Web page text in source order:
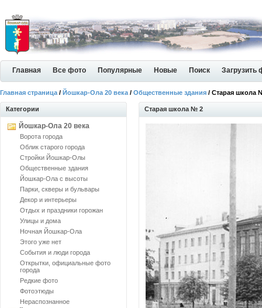
Главная Все фото Популярные Новые Поиск Загрузить
Главная страница / Йошкар-Ола 20 века / Общественные здания / Старая школа
Категории
Йошкар-Ола 20 века
Ворота города
Облик старого города
Стройки Йошкар-Олы
Общественные здания
Йошкар-Ола с высоты
Парки, скверы и бульвары
Декор и интерьеры
Отдых и праздники горожан
Улицы и дома
Ночная Йошкар-Ола
Этого уже нет
События и люди города
Открытки, официальные фото
города
Редкие фото
Фотоэтюды
Нераспознанное
Старая школа № 2